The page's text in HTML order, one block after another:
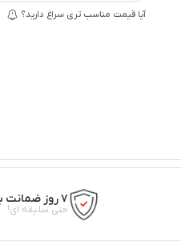
آیا قیمت مناسب تری سراغ دارید؟
۷ روز ضمانت بازگشت کالا
حتی سلیقه ای!